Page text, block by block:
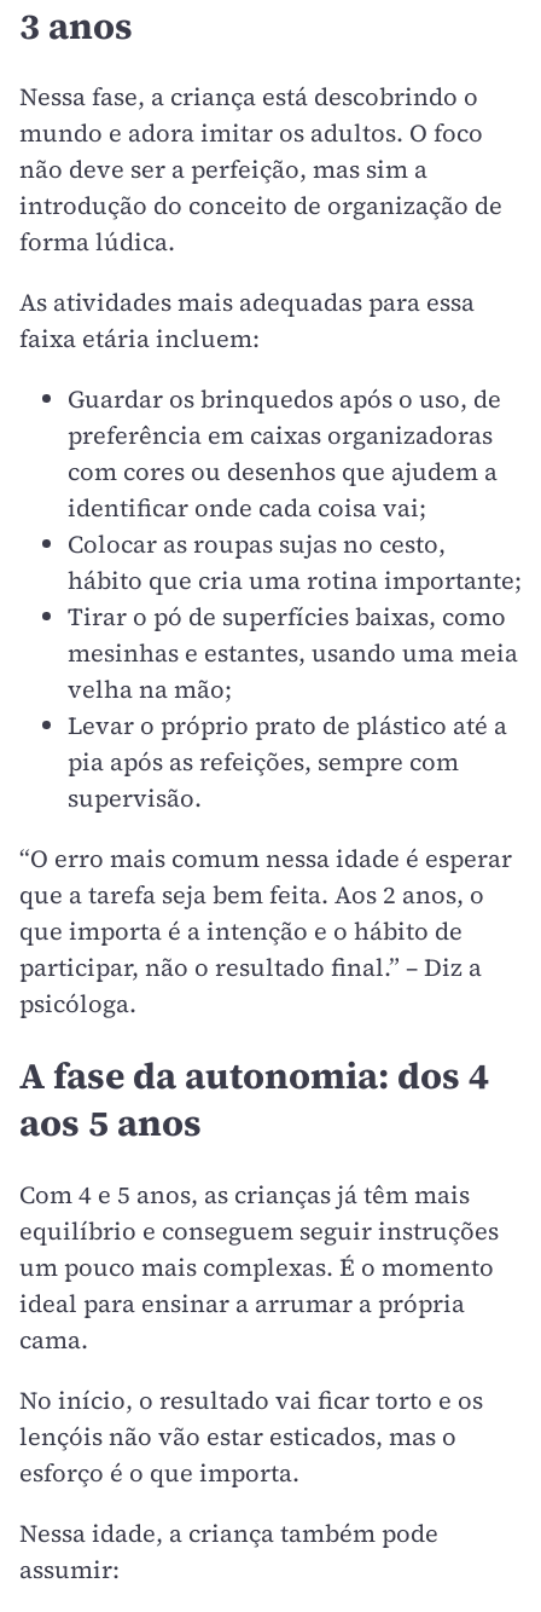
3 anos
Nessa fase, a criança está descobrindo o
mundo e adora imitar os adultos. O foco
não deve ser a perfeição, mas sim a
introdução do conceito de organização de
forma lúdica.
As atividades mais adequadas para essa
faixa etária incluem:
Guardar os brinquedos após o uso, de
preferência em caixas organizadoras
com cores ou desenhos que ajudem a
identificar onde cada coisa vai;
Colocar as roupas sujas no cesto,
hábito que cria uma rotina importante;
Tirar o pó de superfícies baixas, como
mesinhas e estantes, usando uma meia
velha na mão;
Levar o próprio prato de plástico até a
pia após as refeições, sempre com
supervisão.
“O erro mais comum nessa idade é esperar
que a tarefa seja bem feita. Aos 2 anos, o
que importa é a intenção e o hábito de
participar, não o resultado final.” – Diz a
psicóloga.
A fase da autonomia: dos 4
aos 5 anos
Com 4 e 5 anos, as crianças já têm mais
equilíbrio e conseguem seguir instruções
um pouco mais complexas. É o momento
ideal para ensinar a arrumar a própria
cama.
No início, o resultado vai ficar torto e os
lençóis não vão estar esticados, mas o
esforço é o que importa.
Nessa idade, a criança também pode
assumir: